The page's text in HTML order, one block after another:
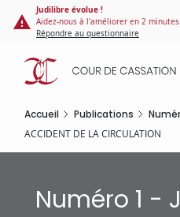
Panneau de gestion des cookies
contenu
principal
Judilibre évolue !
Aidez-nous à l'améliorer en 2 minutes
Répondre au questionnaire
Accueil Publications
ACCIDENT DE LA CIRCULATION
Numéro 1 -